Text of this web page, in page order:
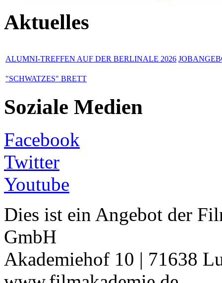
Aktuelles
ALUMNI-TREFFEN AUF DER BERLINALE 2026
"SCHWATZES" BRETT
Soziale Medien
Facebook
Twitter
Youtube
Dies ist ein Angebot der
GmbH
Akademiehof 10 | 71638